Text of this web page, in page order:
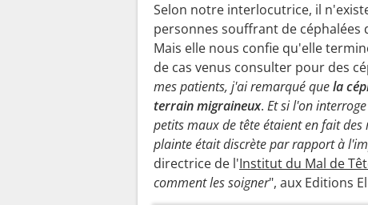
Selon notre interlocutrice, il
personnes souffrant de céphalées
Mais elle nous confie qu'elle
de cas venus consulter pour des
mes patients, j'ai remarqué quela
terrain migraineux. Et si l'on
petits maux de tête étaient en fait des
plainte était discrète par rapport à
directrice de l'Institut du Mal de
comment les soigner", aux Editions